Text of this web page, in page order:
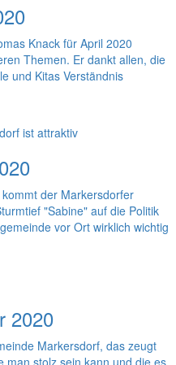
Knack für April 2020
Themen. Er dankt allen, die
und Kitas Verständnis
ist attraktiv
der Markersdorfer
"Sabine" auf die Politik
vor Ort wirklich wichtig
2020
Markersdorf, das zeugt
man stolz sein kann und die es